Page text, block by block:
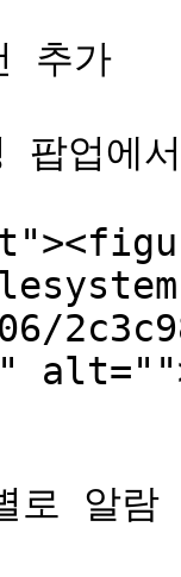
추가
팝업
로 알